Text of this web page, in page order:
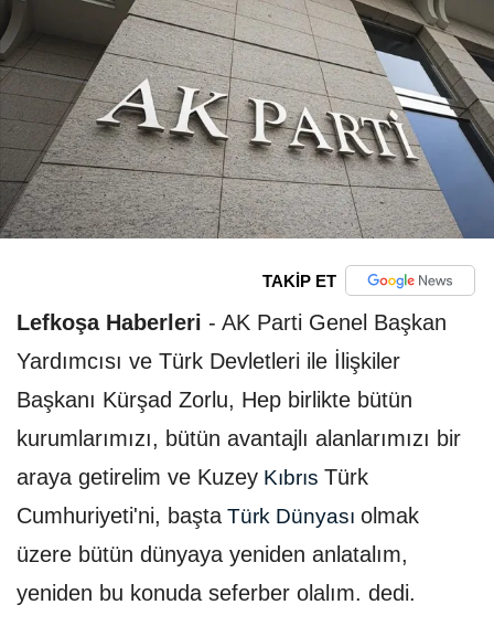
TAKİP ET
Lefkoşa Haberleri - AK Parti Genel Başkan
Yardımcısı ve Türk Devletleri ile İlişkiler
Başkanı Kürşad Zorlu, Hep birlikte bütün
kurumlarımızı, bütün avantajlı alanlarımızı bir
araya getirelim ve Kuzey Kıbrıs Türk
Cumhuriyeti'ni, baştaTürk Dünyası olmak
üzere bütün dünyaya yeniden anlatalım,
yeniden bu konuda seferber olalım. dedi.